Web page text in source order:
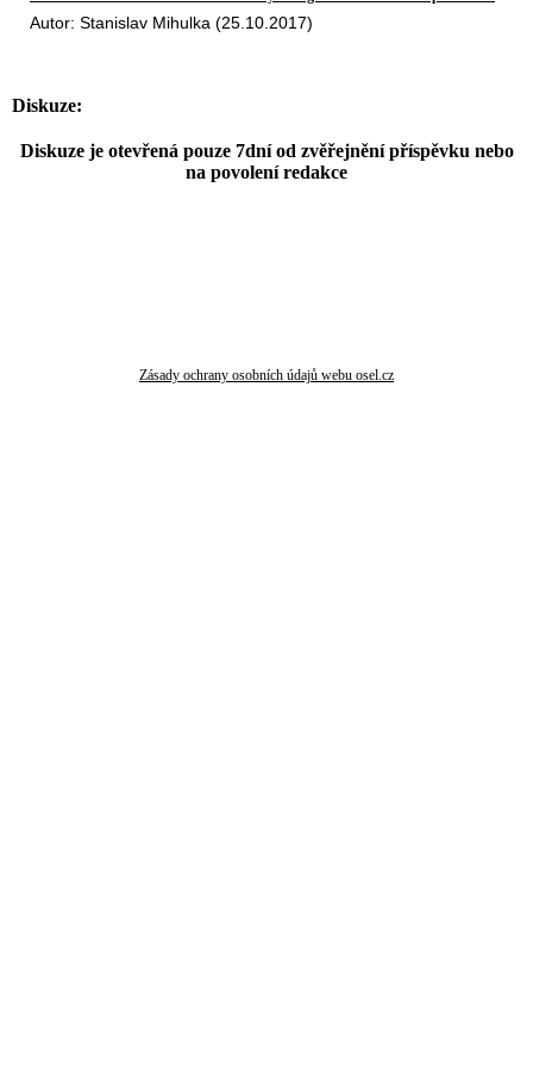
Autor: Stanislav Mihulka (25.10.2017)
Diskuze:
Diskuze je otevřená pouze 7dní od zvěřejnění příspěvku nebo
na povolení redakce
Zásady ochrany osobních údajů webu osel.cz